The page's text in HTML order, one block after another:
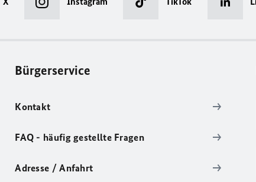
Bürgerservice
Kontakt
FAQ - häufig gestellte Fragen
Adresse / Anfahrt